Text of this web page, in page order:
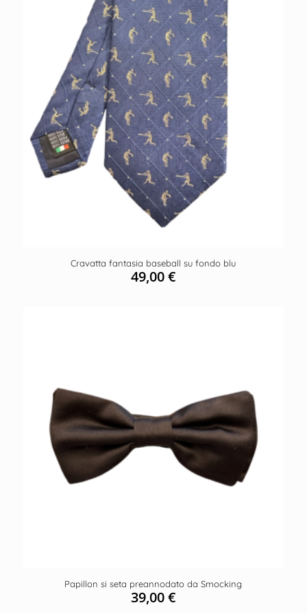
Cravatta fantasia baseball su fondo blu
49,00€
Papillon si seta preannodato da Smocking
39,00€